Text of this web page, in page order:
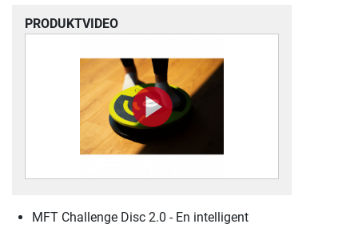
PRODUKTVIDEO
MFT Challenge Disc 2.0 - En intelligent